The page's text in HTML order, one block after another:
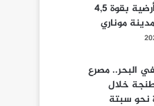
فنزويلا.. هزة أرضية بقوة 4,5
موناري
البحر.. مصرع
طنجة خلال
نحو سبتة